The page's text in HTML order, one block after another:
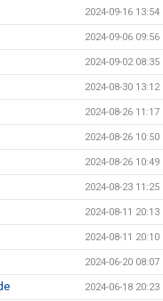
2024-09-16 13:54
2024-09-06 09:56
2024-09-02 08:35
2024-08-30 13:12
2024-08-26 11:17
2024-08-26 10:50
2024-08-26 10:49
2024-08-23 11:25
2024-08-11 20:13
2024-08-11 20:10
2024-06-20 08:07
2024-06-18 20:23